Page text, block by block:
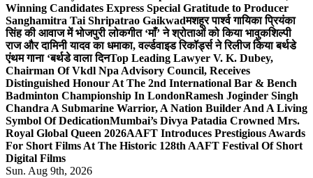
Winning Candidates Express Special Gratitude to Producer
Sanghamitra Tai Shripatrao Gaikwadमशहूर पार्श्व गायिका प्रियंका
सिंह की आवाज में भोजपुरी लोकगीत ‘माँ’ ने श्रोताओं को किया भावुकशिल्पी
राज और दामिनी यादव का धमाका, वर्ल्डवाइड रिकॉर्ड्स ने रिलीज किया बर्थडे
एंथम गाना ‘बर्थडे वाला दिनTop Leading Lawyer V. K. Dubey,
Chairman Of Vkdl Npa Advisory Council, Receives
Distinguished Honour At The 2nd International Bar & Bench
Badminton Championship In LondonRamesh Joginder Singh
Chandra A Submarine Warrior, A Nation Builder And A Living
Symbol Of DedicationMumbai’s Divya Patadia Crowned Mrs.
Royal Global Queen 2026AAFT Introduces Prestigious Awards
For Short Films At The Historic 128th AAFT Festival Of Short
Digital Films
Sun. Aug 9th, 2026